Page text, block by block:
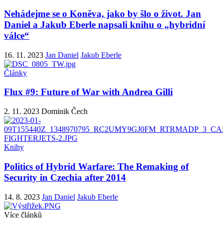
Nehádejme se o Koněva, jako by šlo o život. Jan
Daniel a Jakub Eberle napsali knihu o „hybridní
válce“
16. 11. 2023 Jan Daniel Jakub Eberle
Články
Flux #9: Future of War with Andrea Gilli
2. 11. 2023 Dominik Čech
Knihy
Politics of Hybrid Warfare: The Remaking of
Security in Czechia after 2014
14. 8. 2023 Jan Daniel Jakub Eberle
Více článků